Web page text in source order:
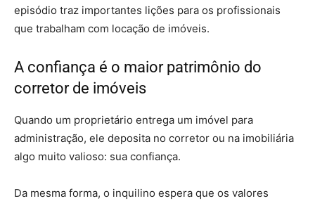
episódio traz importantes lições para os profissionais
que trabalham com locação de imóveis.
A confiança é o maior patrimônio do
corretor de imóveis
Quando um proprietário entrega um imóvel para
administração, ele deposita no corretor ou na imobiliária
algo muito valioso: sua confiança.
Da mesma forma, o inquilino espera que os valores